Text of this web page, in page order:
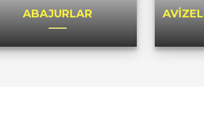
ABAJURLAR